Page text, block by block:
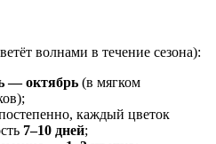
волнами в течение сезона):
— октябрь (в мягком
каждый цветок
7–10 дней;